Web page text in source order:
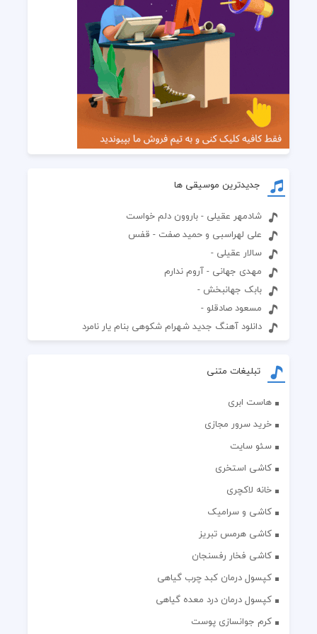
جدیدترین موسیقی ها
شادمهر عقیلی - باروون دلم خواست
علی لهراسبی و حمید صفت - قفس
سالار عقیلی -
مهدی جهانی - آروم ندارم
بابک جهانبخش -
مسعود صادقلو -
دانلود آهنگ جدید شهرام شکوهی بنام یار نامرد
تبلیغات متنی
هاست ابری
خرید سرور مجازی
سئو سایت
کاشی استخری
خانه لاکچری
کاشی و سرامیک
کاشی هرمس تبریز
کاشی فخار رفسنجان
کپسول درمان کبد چرب گیاهی
کپسول درمان درد معده گیاهی
کرم جوانسازی پوست